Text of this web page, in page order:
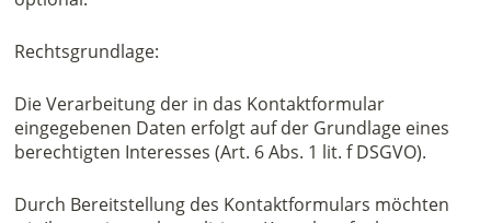
Rechtsgrundlage:
Die Verarbeitung der in das Kontaktformular
eingegebenen Daten erfolgt auf der Grundlage eines
berechtigten Interesses (Art. 6 Abs. 1 lit. f DSGVO).
Durch Bereitstellung des Kontaktformulars möchten